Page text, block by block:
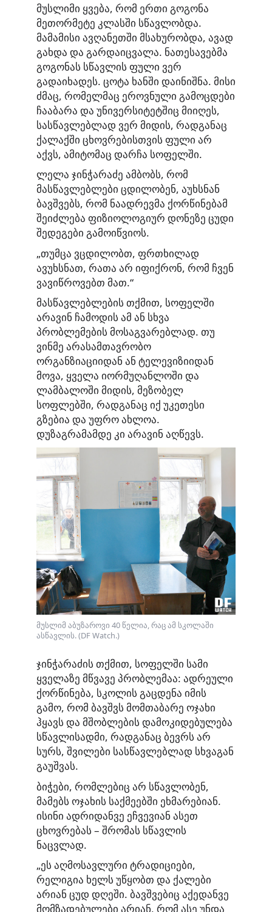
მუსლიმი ყვება, რომ ერთი გოგონა
მეთორმეტე კლასში სწავლობდა.
მამამისი ავღანეთში მსახურობდა, ავად
გახდა და გარდაიცვალა. ნათესავებმა
გოგონას სწავლის ფული ვერ
გადაიხადეს. ცოტა ხანში დაინიშნა. მისი
ძმაც, რომელმაც ეროვნული გამოცდები
ჩააბარა და უნივერსიტეტშიც მიიღეს,
სასწავლებლად ვერ მიდის, რადგანაც
ქალაქში ცხოვრებისთვის ფული არ
აქვს, ამიტომაც დარჩა სოფელში.
ლელა ჯინჭარაძე ამბობს, რომ
მასწავლებლები ცდილობენ, აუხსნან
ბავშვებს, რომ ნაადრევმა ქორწინებამ
შეიძლება ფიზიოლოგიურ დონეზე ცუდი
შედეგები გამოიწვიოს.
„თუმცა ვცდილობთ, ფრთხილად
ავუხსნათ, რათა არ იფიქრონ, რომ ჩვენ
ვავიწროვებთ მათ.“
მასწავლებლების თქმით, სოფელში
არავინ ჩამოდის ამ ან სხვა
პრობლემების მოსაგვარებლად. თუ
ვინმე არასამთავრობო
ორგანზიაციიდან ან ტელევიზიიდან
მოვა, ყველა იორმუღანლოში და
ლამბალოში მიდის, მეზობელ
სოფლებში, რადგანაც იქ უკეთესი
გზებია და უფრო ახლოა.
დუზაგრამამდე კი არავინ აღწევს.
მუსლიმ აბუზაროვი 40 წელია, რაც ამ სკოლაში
ასწავლის. (DF Watch.)
ჯინჭარაძის თქმით, სოფელში სამი
ყველაზე მწვავე პრობლემაა: ადრეული
ქორწინება, სკოლის გაცდენა იმის
გამო, რომ ბავშვს მომთაბარე ოჯახი
ჰყავს და მშობლების დამოკიდებულება
სწავლისადმი, რადგანაც ბევრს არ
სურს, შვილები სასწავლებლად სხვაგან
გაუშვას.
ბიჭები, რომლებიც არ სწავლობენ,
მამებს ოჯახის საქმეებში ეხმარებიან.
ისინი ადრიდანვე ეჩვევიან ასეთ
ცხოვრებას – შრომას სწავლის
ნაცვლად.
„ეს აღმოსავლური ტრადიციები,
რელიგია ხელს უწყობთ და ქალები
არიან ცუდ დღეში. ბავშვებიც აქედანვე
მომზადებულები არიან, რომ ასე უნდა